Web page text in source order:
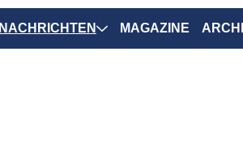
NACHRICHTEN MAGAZINE